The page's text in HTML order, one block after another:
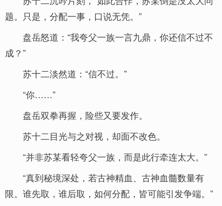
题。只是，分配一事，口说无凭。”
盘岳怒道：“我夸父一族一言九鼎，你还信不过不
成？”
苏十二淡然道：“信不过。”
“你……”
盘岳双拳再握，险些又要发作。
苏十二目光与之对视，却面不改色。
“并非苏某看轻夸父一族，而是此行牵连太大。”
“真到秘境深处，若古神精血、古神血髓数量有
限。谁先取，谁后取，如何分配，皆可能引发争端。”